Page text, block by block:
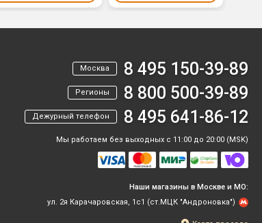
Москва 8 495 150-39-89
Регионы 8 800 500-39-89
Дежурный телефон 8 495 641-86-12
Мы работаем без выходных с 11:00 до 20:00 (MSK)
Наши магазины в Москве и МО:
ул. 2я Карачаровская, 1с1 (ст.МЦК "Андроновка")